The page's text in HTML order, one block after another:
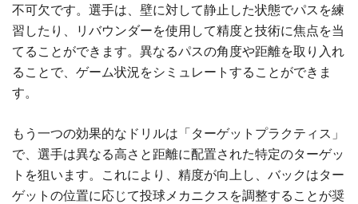
不可欠です。選手は、壁に対して静止した状態でパスを練
習したり、リバウンダーを使用して精度と技術に焦点を当
てることができます。異なるパスの角度や距離を取り入れ
ることで、ゲーム状況をシミュレートすることができま
す。
もう一つの効果的なドリルは「ターゲットプラクティス」
で、選手は異なる高さと距離に配置された特定のターゲッ
トを狙います。これにより、精度が向上し、バックはター
ゲットの位置に応じて投球メカニクスを調整することが奨